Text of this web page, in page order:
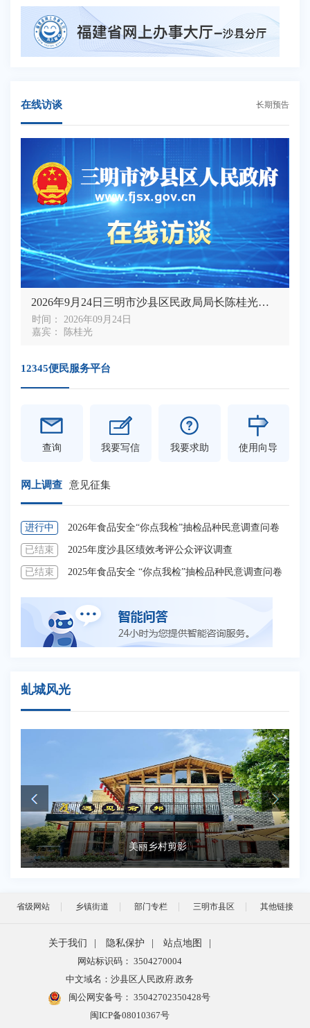
在线访谈 长期预告
2026年9月24日三明市沙县区民政局局长陈桂光接受区政府门户网专访
时间： 2026年09月24日
嘉宾： 陈桂光
12345便民服务平台
查询 我要写信 我要求助 使用向导
网上调查 意见征集
进行中 2026年食品安全“你点我检”抽检品种民意调查问卷
已结束 2025年度沙县区绩效考评公众评议调查
已结束 2025年食品安全 “你点我检”抽检品种民意调查问卷
虬城风光
美丽乡村剪影
省级网站 乡镇街道 部门专栏 三明市县区 其他链接
关于我们 隐私保护 站点地图
网站标识码： 3504270004
中文域名：沙县区人民政府.政务
闽公网安备号： 35042702350428号
闽ICP备08010367号